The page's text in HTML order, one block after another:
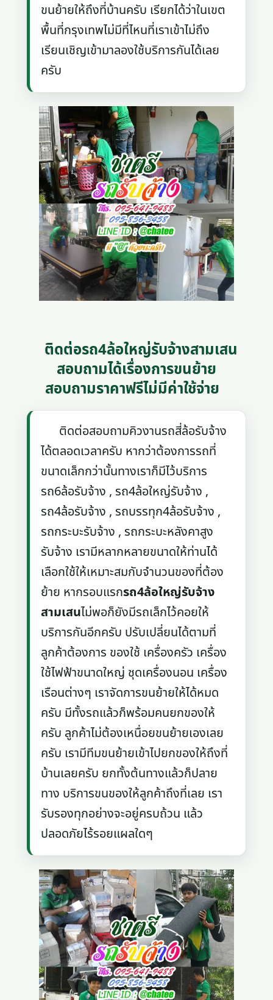
ขนย้ายให้ถึงที่บ้านครับ เรียกได้ว่าในเขต
พื้นที่กรุงเทพไม่มีที่ไหนที่เราเข้าไม่ถึง
เรียนเชิญเข้ามาลองใช้บริการกันได้เลย
ครับ
ติดต่อรถ4ล้อใหญ่รับจ้างสามเสน
สอบถามได้เรื่องการขนย้าย
สอบถามราคาฟรีไม่มีค่าใช้จ่าย
ติดต่อสอบถามคิวงานรถสี่ล้อรับจ้าง
ได้ตลอดเวลาครับ หากว่าต้องการรถที่
ขนาดเล็กกว่านั้นทางเราก็มีไว้บริการ
รถ6ล้อรับจ้าง , รถ4ล้อใหญ่รับจ้าง ,
รถ4ล้อรับจ้าง , รถบรรทุก4ล้อรับจ้าง ,
รถกระบะรับจ้าง , รถกระบะหลังคาสูง
รับจ้าง เรามีหลากหลายขนาดให้ท่านได้
เลือกใช้ให้เหมาะสมกับจำนวนของที่ต้อง
ย้าย หากรอบแรกรถ4ล้อใหญ่รับจ้าง
สามเสนไม่พอก็ยังมีรถเล็กไว้คอยให้
บริการกันอีกครับ ปรับเปลี่ยนได้ตามที่
ลูกค้าต้องการ ของใช้ เครื่องครัว เครื่อง
ใช้ไฟฟ้าขนาดใหญ่ ชุดเครื่องนอน เครื่อง
เรือนต่างๆ เราจัดการขนย้ายให้ได้หมด
ครับ มีทั้งรถแล้วก็พร้อมคนยกของให้
ครับ ลูกค้าไม่ต้องเหนื่อยขนย้ายเองเลย
ครับ เรามีทีมขนย้ายเข้าไปยกของให้ถึงที่
บ้านเลยครับ ยกทั้งต้นทางแล้วก็ปลาย
ทาง บริการขนของให้ลูกค้าถึงที่เลย เรา
รับรองทุกอย่างจะอยู่ครบถ้วน แล้ว
ปลอดภัยไร้รอยแผลใดๆ